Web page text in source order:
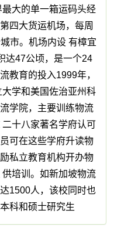
大的单一箱运码头经
四大货运机场，每周
市。机场内设 有樟宜
达47公顷，是一个24
教育的投入1999年，
学和美国佐治亚州科
学院，主要训练物流
十八家著名学府认可
可在这些学府升读物
私立教育机构开办物
培训。如新加坡物流
1500人，该校同时也
科和硕士研究生